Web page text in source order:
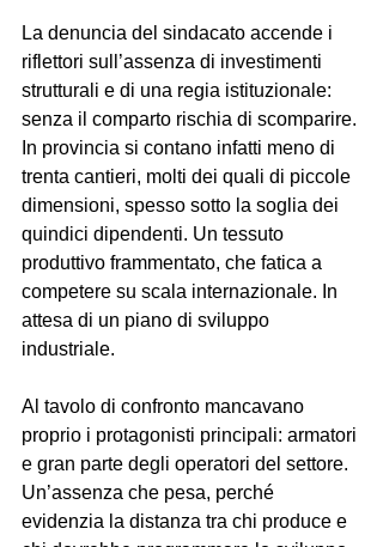
La denuncia del sindacato accende i
riflettori sull’assenza di investimenti
strutturali e di una regia istituzionale:
senza il comparto rischia di scomparire.
In provincia si contano infatti meno di
trenta cantieri, molti dei quali di piccole
dimensioni, spesso sotto la soglia dei
quindici dipendenti. Un tessuto
produttivo frammentato, che fatica a
competere su scala internazionale. In
attesa di un piano di sviluppo
Al tavolo di confronto mancavano
proprio i protagonisti principali: armatori
e gran parte degli operatori del settore.
Un’assenza che pesa, perché
evidenzia la distanza tra chi produce e